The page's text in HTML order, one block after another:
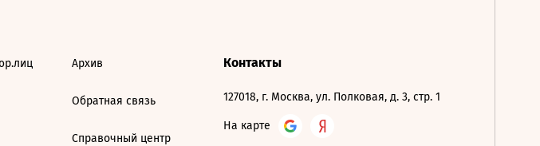
Архив
Обратная связь
Справочный центр
Контакты
127018, г. Москва, ул. Полковая, д. 3, стр. 1
На карте